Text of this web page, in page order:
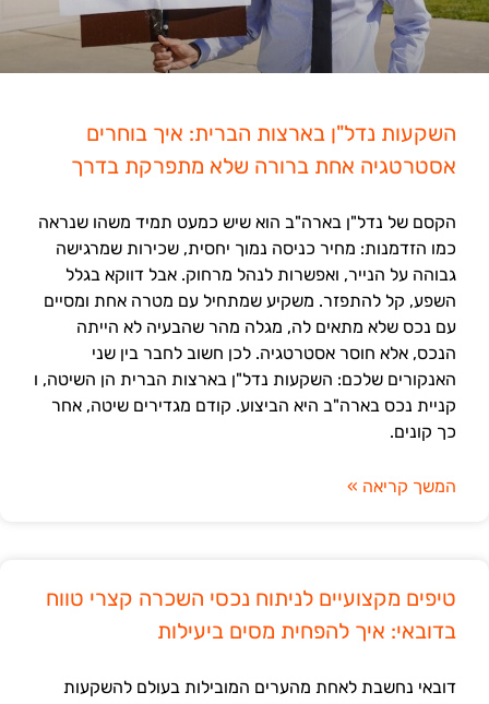
השקעות נדל"ן בארצות הברית: איך בוחרים
אסטרטגיה אחת ברורה שלא מתפרקת בדרך
הקסם של נדל"ן בארה"ב הוא שיש כמעט תמיד משהו שנראה
כמו הזדמנות: מחיר כניסה נמוך יחסית, שכירות שמרגישה
גבוהה על הנייר, ואפשרות לנהל מרחוק. אבל דווקא בגלל
השפע, קל להתפזר. משקיע שמתחיל עם מטרה אחת ומסיים
עם נכס שלא מתאים לה, מגלה מהר שהבעיה לא הייתה
הנכס, אלא חוסר אסטרטגיה. לכן חשוב לחבר בין שני
האנקורים שלכם: השקעות נדל"ן בארצות הברית הן השיטה, ו
קניית נכס בארה"ב היא הביצוע. קודם מגדירים שיטה, אחר
כך קונים.
המשך קריאה »
טיפים מקצועיים לניתוח נכסי השכרה קצרי טווח
בדובאי: איך להפחית מסים ביעילות
דובאי נחשבת לאחת מהערים המובילות בעולם להשקעות